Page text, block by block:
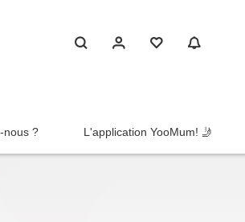
nous ? L'application YooMum! 🤳